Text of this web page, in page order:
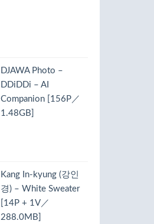
DJAWA Photo –
DDiDDi – AI
Companion [156P／
1.48GB]
Kang In-kyung (강인
경) – White Sweater
[14P + 1V／
288.0MB]